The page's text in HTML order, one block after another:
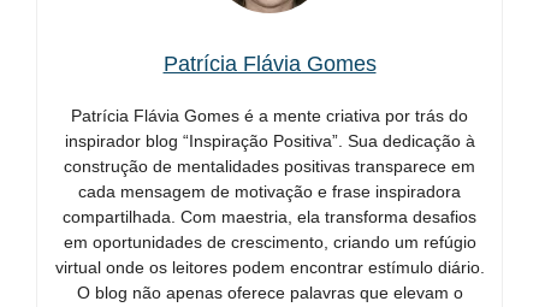
Patrícia Flávia Gomes
Patrícia Flávia Gomes é a mente criativa por trás do
inspirador blog “Inspiração Positiva”. Sua dedicação à
construção de mentalidades positivas transparece em
cada mensagem de motivação e frase inspiradora
compartilhada. Com maestria, ela transforma desafios
em oportunidades de crescimento, criando um refúgio
virtual onde os leitores podem encontrar estímulo diário.
O blog não apenas oferece palavras que elevam o